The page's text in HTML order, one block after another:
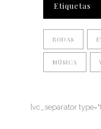
Etiquetas
BODAS
MÚSICA
[vc_separator